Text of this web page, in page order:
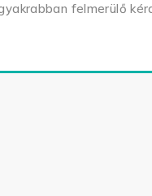
felmerülő